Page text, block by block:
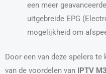
een meer
uitgebreide EPG
mogelijkheid om
Door een van deze spelers te
van de voordelen van IPTV